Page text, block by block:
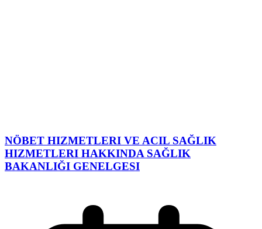
NÖBET HIZMETLERI VE ACIL SAĞLIK
HIZMETLERI HAKKINDA SAĞLIK
BAKANLIĞI GENELGESI